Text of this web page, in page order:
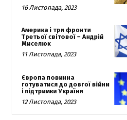
16 Листопада, 2023
Америка і три фронти
Третьої світової – Андрій
Миселюк
11 Листопада, 2023
Європа повинна
готуватися до довгої війни
і підтримки України
12 Листопада, 2023